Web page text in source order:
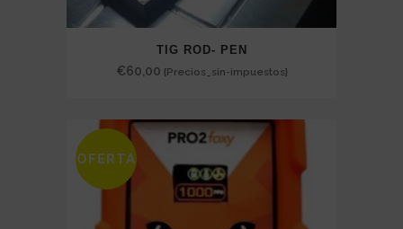
TIG ROD- PEN
€60,00 {Precios_sin-impuestos}
OFERTA